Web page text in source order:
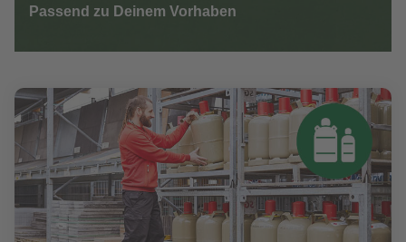
Passend zu Deinem Vorhaben